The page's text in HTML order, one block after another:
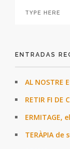
ENTRADAS
AL NOSTRE
RETIR FI DE
ERMITAGE,
TERÀPIA de